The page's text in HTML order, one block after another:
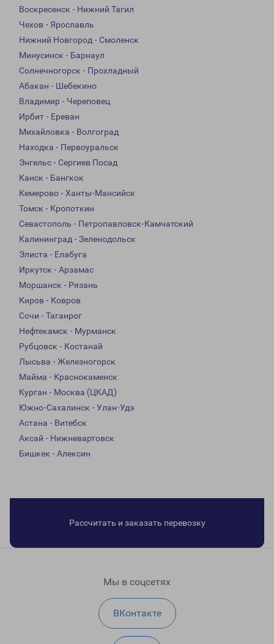
Воскресенск - Нижний Тагил
Чехов - Ярославль
Нижний Новгород - Смоленск
Минусинск - Барнаул
Солнечногорск - Прохладный
Абакан - Шебекино
Владимир - Череповец
Ирбит - Ереван
Михайловка - Волгоград
Находка - Первоуральск
Энгельс - Сергиев Посад
Канск - Бангкок
Кемерово - Ханты-Мансийск
Томск - Кропоткин
Севастополь - Петропавловск-Камчатский
Калининград - Зеленодольск
Элиста - Елабуга
Иркутск - Арзамас
Моршанск - Рязань
Киров - Ковров
Сочи - Таганрог
Нефтекамск - Мурманск
Рубцовск - Костанай
Лысьва - Железногорск
Майма - Краснокаменск
Курган - Москва (ЦКАД)
Южно-Сахалинск - Улан-Удэ
Астана - Витебск
Аксай - Нижневартовск
Бишкек - Алексин
Рассчитать и заказать перевозку
Мы в соцсетях
ВКонтакте